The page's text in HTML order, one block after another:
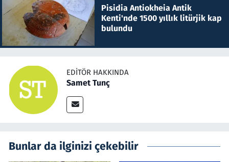
Pisidia Antiokheia Antik
Kenti'nde 1500 yıllık litürjik kap
bulundu
EDITÖR HAKKINDA
Samet Tunç
Bunlar da ilginizi çekebilir